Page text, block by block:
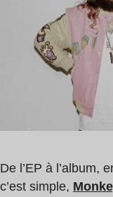
De l’EP à l’album,
c’est simple,